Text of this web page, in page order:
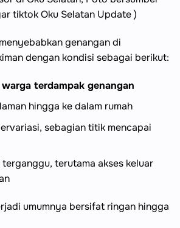
tiktok Oku Selatan Update )
genangan di
dengan kondisi sebagai berikut:
terdampak genangan
hingga ke dalam rumah
sebagian titik mencapai
terutama akses keluar
umumnya bersifat ringan hingga